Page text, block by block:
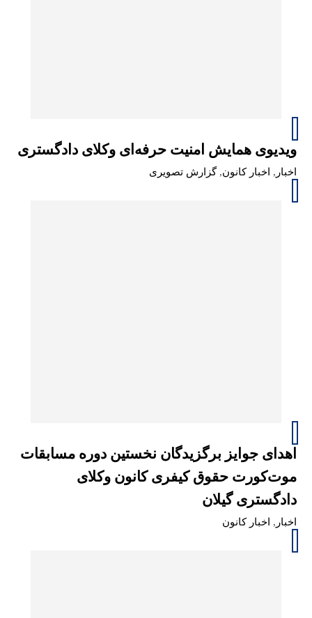
ویدیوی همایش امنیت حرفه‌ای وکلای دادگستری
اخبار , اخبار کانون,گزارش تصویری
اهدای جوایز برگزیدگان نخستین دوره مسابقات
موت‌کورت حقوق کیفری کانون وکلای
دادگستری گیلان
اخبار , اخبار کانون